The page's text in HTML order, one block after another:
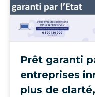
Prêt garanti
entreprises
plus de